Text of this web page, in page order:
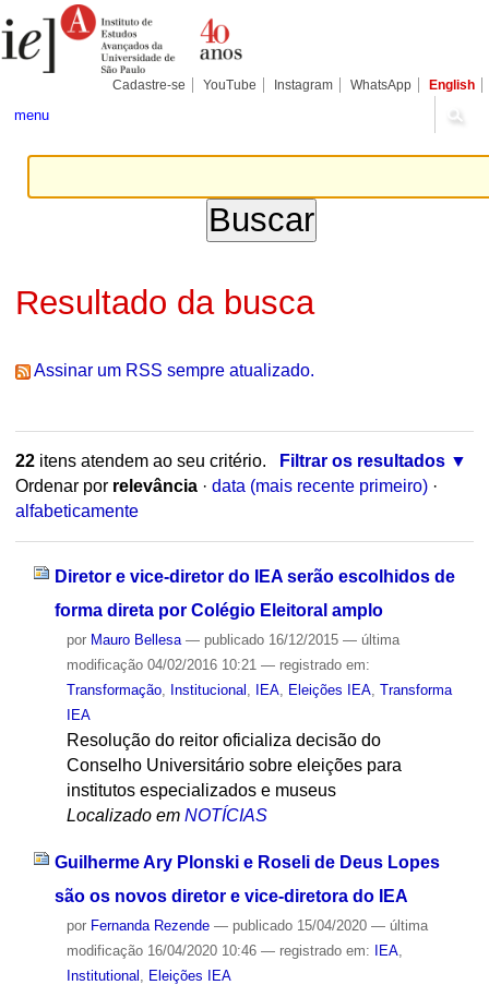
para
conteúdo.
Pessoais
Cadastre-se YouTube Instagram WhatsApp English
menu
Resultado da busca
Assinar um RSS sempre atualizado.
22itens atendem ao seu critério.
Filtrar os resultados
Ordenar por relevância · data (mais recente primeiro) ·
alfabeticamente
Diretor e vice-diretor do IEA serão escolhidos de
forma direta por Colégio Eleitoral amplo
por Mauro Bellesa — publicado16/12/2015 — última
modificação04/02/2016 10:21 — registrado em:
Transformação, Institucional IEA, Eleições IEA, Transforma
IEA
Resolução do reitor oficializa decisão do
Conselho Universitário sobre eleições para
institutos especializados e museus
Localizado em NOTÍCIAS
Guilherme Ary Plonski e Roseli de Deus Lopes
são os novos diretor e vice-diretora do IEA
por Fernanda Rezende — publicado15/04/2020 — última
modificação16/04/2020 10:46 — registrado em: IEA,
Institutional
Eleições IEA